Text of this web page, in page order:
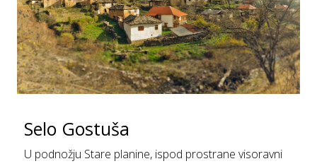
Selo Gostuša
U podnožju Stare planine, ispod prostrane visoravni